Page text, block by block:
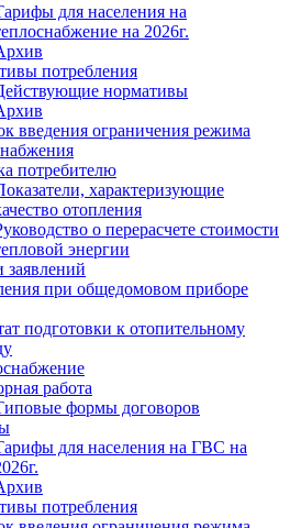
для населения на
на 2026г.
потребления
нормативы
введения ограничения режима
потребителю
характеризующие
отопления
о перерасчете стоимости
энергии
заявлений
при общедомовом приборе
подготовки к отопительному
работа
формы договоров
для населения на ГВС на
потребления